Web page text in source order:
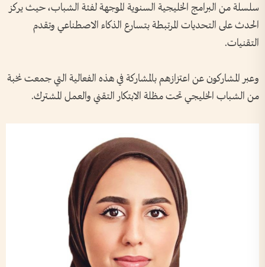
سلسلة من البرامج الخليجية السنوية الموجهة لفئة الشباب، حيث يركز
الحدث على التحديات المرتبطة بتسارع الذكاء الاصطناعي وتقدم
التقنيات.
وعبر المشاركون عن اعتزازهم بالمشاركة في هذه الفعالية التي جمعت نخبة
من الشباب الخليجي تحت مظلة الابتكار التقني والعمل المشترك.